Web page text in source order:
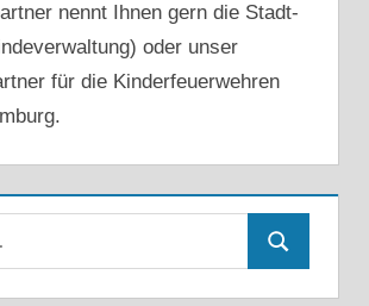
nennt Ihnen gern die Stadt-
oder unser
für die Kinderfeuerwehren
Suchen